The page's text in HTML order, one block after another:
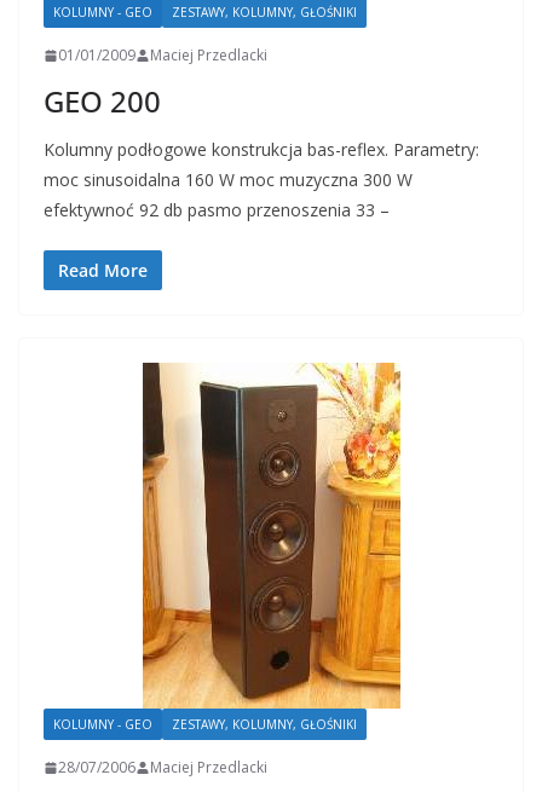
KOLUMNY - GEO ZESTAWY, KOLUMNY, GŁOŚNIKI
01/01/2009 Maciej Przedlacki
GEO 200
Kolumny podłogowe konstrukcja bas-reflex. Parametry:
moc sinusoidalna 160 W moc muzyczna 300 W
efektywnoć 92 db pasmo przenoszenia 33 –
Read More
KOLUMNY - GEO ZESTAWY, KOLUMNY, GŁOŚNIKI
28/07/2006 Maciej Przedlacki